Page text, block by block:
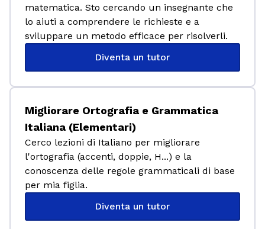
matematica. Sto cercando un insegnante che
lo aiuti a comprendere le richieste e a
sviluppare un metodo efficace per risolverli.
Diventa un tutor
Migliorare Ortografia e Grammatica
Italiana (Elementari)
Cerco lezioni di Italiano per migliorare
l'ortografia (accenti, doppie, H...) e la
conoscenza delle regole grammaticali di base
per mia figlia.
Diventa un tutor